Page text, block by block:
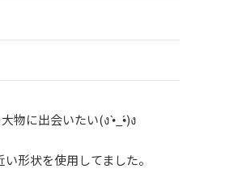
物に出会いたい(ง •̀_•́)ง
形状を使用してました。